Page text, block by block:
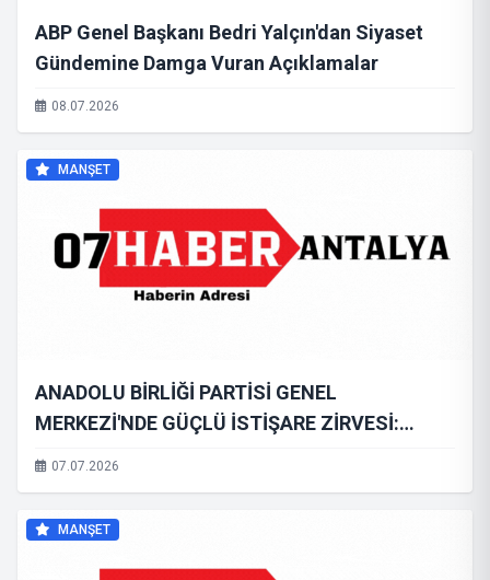
ABP Genel Başkanı Bedri Yalçın'dan Siyaset
Gündemine Damga Vuran Açıklamalar
08.07.2026
MANŞET
ANADOLU BİRLİĞİ PARTİSİ GENEL
MERKEZİ'NDE GÜÇLÜ İSTİŞARE ZİRVESİ:
"TÜRKİYE'NİN YARINLARINI ORTAK AKILLA
07.07.2026
MANŞET